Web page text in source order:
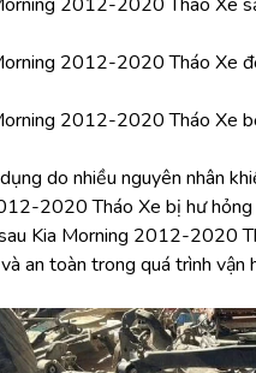
2012-2020 Tháo Xe
2012-2020 Tháo Xe
do nhiều nguyên nhân
2020 Tháo Xe bị hư hỏng
Kia Morning 2012-2020
an toàn trong quá trình vận